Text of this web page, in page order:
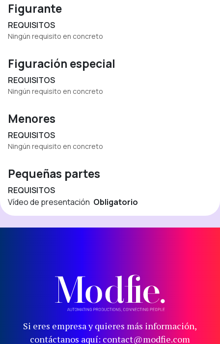
Figurante
REQUISITOS
Ningún requisito en concreto
Figuración especial
REQUISITOS
Ningún requisito en concreto
Menores
REQUISITOS
Ningún requisito en concreto
Pequeñas partes
REQUISITOS
Vídeo de presentación Obligatorio
Si eres empresa y quieres más información,
contáctanos aquí: contact@modfie.com